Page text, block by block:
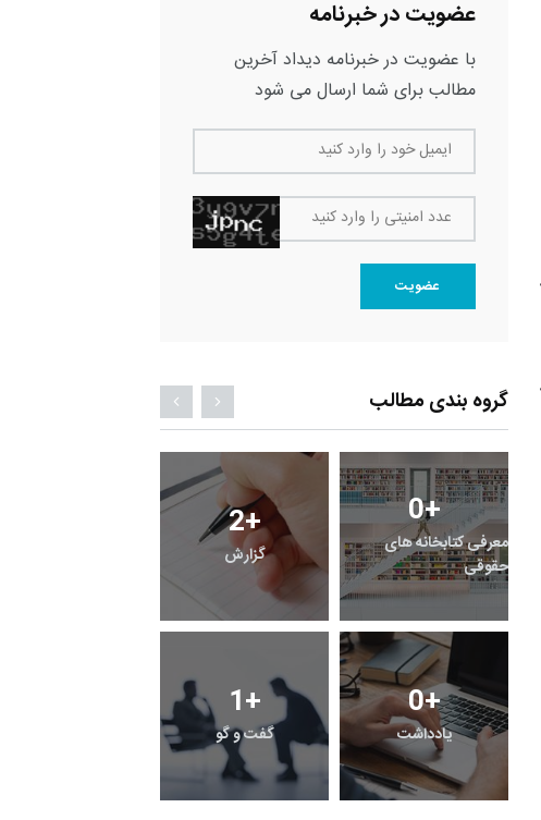
عضویت در خبرنامه
با عضویت در خبرنامه دیداد آخرین
مطالب برای شما ارسال می شود
ایمیل خود را وارد کنید
عدد امنیتی را وارد کنید
عضویت
گروه بندی مطالب
2+
گزارش
0+
معرفی کتابخانه های
حقوقی
1+
گفت و گو
0+
یادداشت